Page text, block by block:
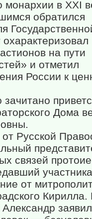
монархии в XXI
обратился
на пути
и отметил
России к
Дома
Русской
связей
от